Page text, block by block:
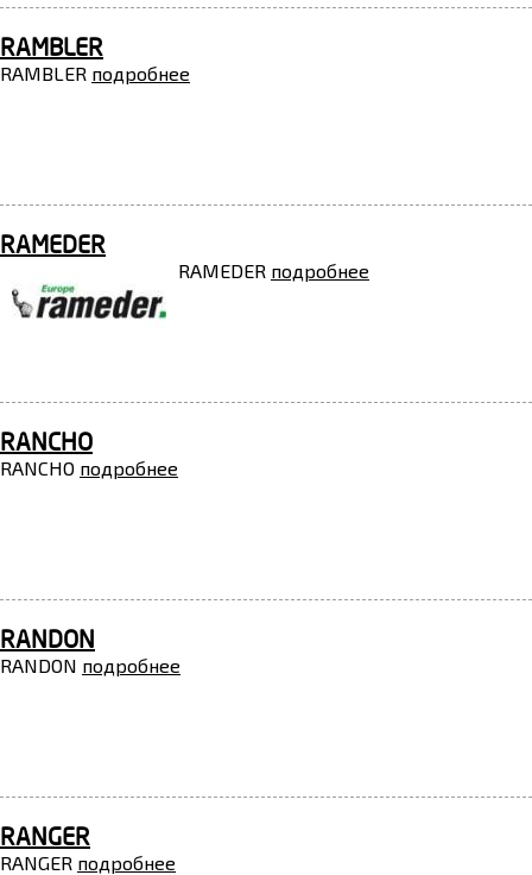
RAMBLER
RAMBLER подробнее
RAMEDER
RAMEDER подробнее
RANCHO
RANCHO подробнее
RANDON
RANDON подробнее
RANGER
RANGER подробнее